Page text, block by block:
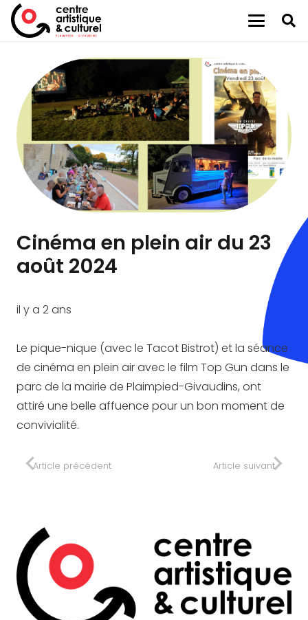
Cinéma en plein air du 23
août 2024
il y a 2 ans
Le pique-nique (avec le Tacot Bistrot) et la séance
de cinéma en plein air avec le film Top Gun dans le
parc de la mairie de Plaimpied-Givaudins, ont
attiré une belle affuence pour un bon moment de
convivialité.
Article précédent Article suivant